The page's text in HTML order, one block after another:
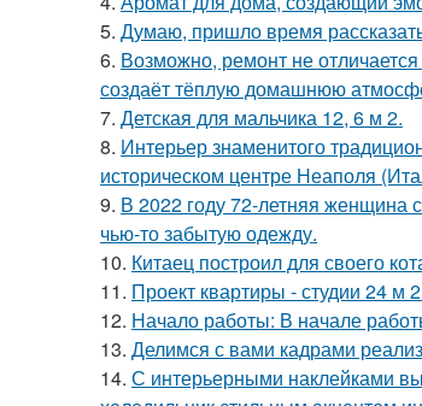
5. Думаю, пришло время
6. Возможно, ремонт не
создаёт тёплую домашнюю
7. Детская для мальчика 12, 6 м 2.
8. Интерьер знаменитого
историческом центре Неаполя
9. В 2022 году 72-летняя женщина
чью-то забытую одежду.
10. Китаец построил для своего
11. Проект квартиры - студии 24 м
12. Начало работы: В начале
13. Делимся с вами кадрами
14. С интерьерными наклейками